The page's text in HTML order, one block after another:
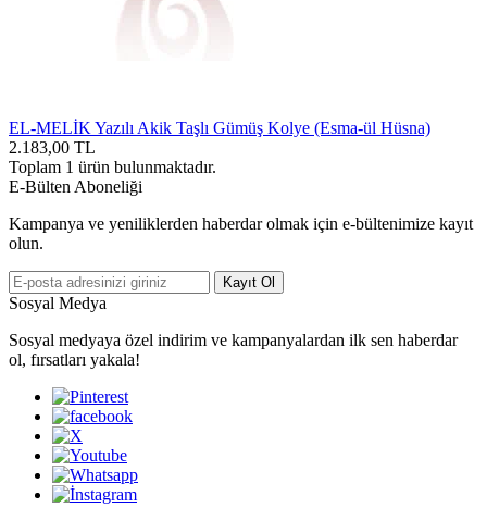
EL-MELİK Yazılı Akik Taşlı Gümüş Kolye (Esma-ül Hüsna)
2.183,00 TL
Toplam 1 ürün bulunmaktadır.
E-Bülten Aboneliği
Kampanya ve yeniliklerden haberdar olmak için e-bültenimize kayıt
olun.
Kayıt Ol
Sosyal Medya
Sosyal medyaya özel indirim ve kampanyalardan ilk sen haberdar
ol, fırsatları yakala!